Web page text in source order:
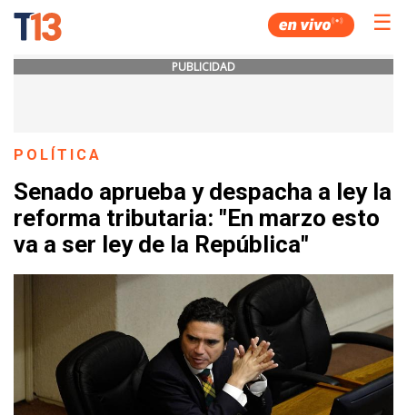
☰
PUBLICIDAD
POLÍTICA
Senado aprueba y despacha a ley la
reforma tributaria: "En marzo esto
va a ser ley de la República"